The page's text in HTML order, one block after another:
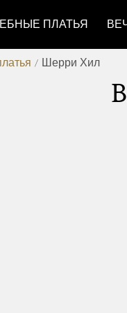
ПЛАТЬЯ
/ Шерри Хил